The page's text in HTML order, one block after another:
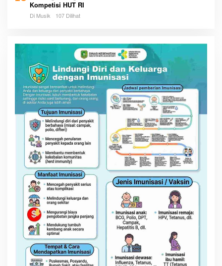
Kompetisi HUT RI
Di Musik 107 Dilihat